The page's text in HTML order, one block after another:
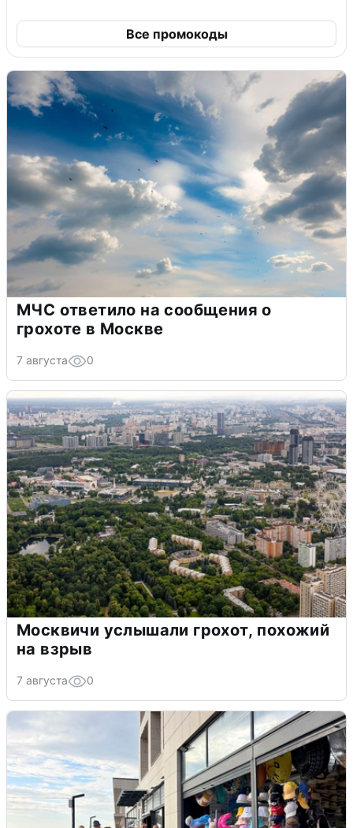
Все промокоды
МЧС ответило на сообщения о
грохоте в Москве
7 августа 0
Москвичи услышали грохот, похожий
на взрыв
7 августа 0